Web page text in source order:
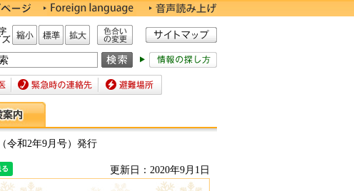
ズ 縮小 標準 拡大
色合いの変更
緊急時の連絡先 避難場所
令和2年9月号）発行
更新日：2020年9月1日